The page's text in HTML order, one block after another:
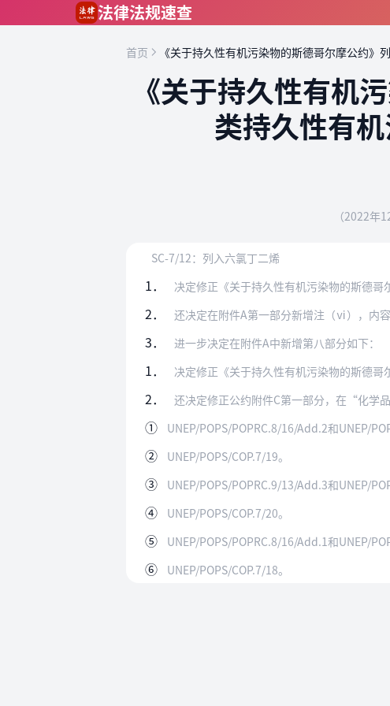
法律法规速查
首页 《关于持久性有机污染物的斯德哥尔摩公约》
《关于持久性有机
类持久性有
（2022年
SC-7/12：列入六氯丁二烯
1． 决定修正《关于持久性有机污染物的斯德哥尔摩公约
2． 还决定在附件A第一部分新增注（ⅵ），内容
3． 进一步决定在附件A中新增第八部分如下：
1． 决定修正《关于持久性有机污染物的斯德哥尔摩公约
2． 还决定修正公约附件C第一部分，在“化学品”表
① UNEP/POPS/POPRC.8/16/Add.2和UNEP/
② UNEP/POPS/COP.7/19。
③ UNEP/POPS/POPRC.9/13/Add.3和UNEP/
④ UNEP/POPS/COP.7/20。
⑤ UNEP/POPS/POPRC.8/16/Add.1和UNEP/
⑥ UNEP/POPS/COP.7/18。